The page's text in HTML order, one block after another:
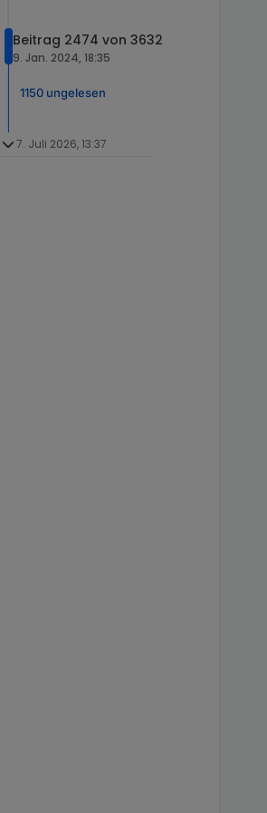
in W
an Schnittstelle
Heizstab
Beitrag 2474 von 3632
9. Jan. 2024, 18:35
1150 ungelesen
7. Juli 2026, 13:37